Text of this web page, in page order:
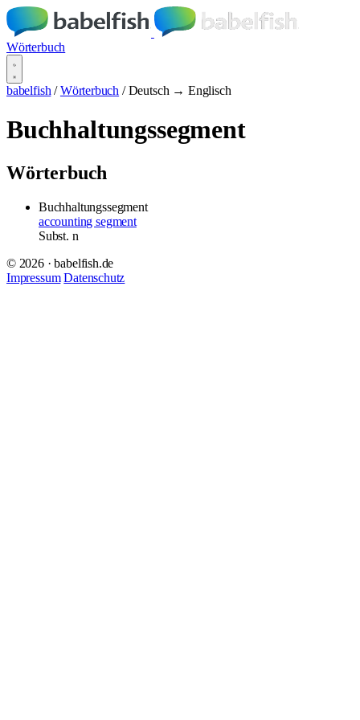
Wörterbuch
babelfish / Wörterbuch / Deutsch → Englisch
Buchhaltungssegment
Wörterbuch
Buchhaltungssegment
accounting segment
Subst. n
© 2026 · babelfish.de
Impressum Datenschutz